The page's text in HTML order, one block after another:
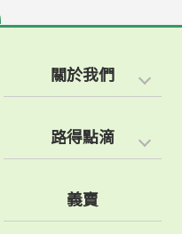
關於我們
路得點滴
義賣